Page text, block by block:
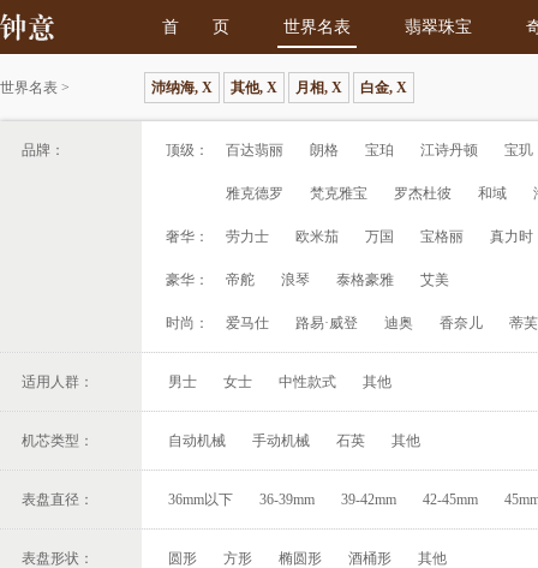
首 页 世界名表 翡翠珠宝
世界名表 > 沛纳海, X 其他, X 月相, X 白金, X
品牌： 顶级： 百达翡丽 朗格 宝珀 江诗丹顿 宝玑
雅克德罗 梵克雅宝 罗杰杜彼 和域
奢华： 劳力士 欧米茄 万国 宝格丽 真力时
豪华： 帝舵 浪琴 泰格豪雅 艾美
时尚： 爱马仕 路易·威登 迪奥 香奈儿 蒂
适用人群： 男士 女士 中性款式 其他
机芯类型： 自动机械 手动机械 石英 其他
表盘直径： 36mm以下 36-39mm 39-42mm 42-45mm
表盘形状： 圆形 方形 椭圆形 酒桶形 其他